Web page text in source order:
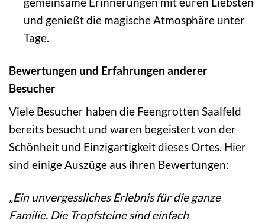
und genießt die magische Atmosphäre unter
Tage.
Bewertungen und Erfahrungen anderer
Besucher
Viele Besucher haben die Feengrotten Saalfeld
bereits besucht und waren begeistert von der
Schönheit und Einzigartigkeit dieses Ortes. Hier
sind einige Auszüge aus ihren Bewertungen:
„Ein unvergessliches Erlebnis für die ganze
Familie. Die Tropfsteine sind einfach